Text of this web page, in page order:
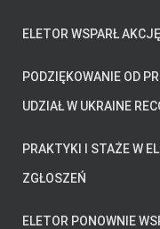
ELETOR WSPARŁ
PODZIĘKOWANIE OD
UDZIAŁ W UKRAINE
PRAKTYKI I STAŻE W
ZGŁOSZEŃ
ELETOR PONOWNIE